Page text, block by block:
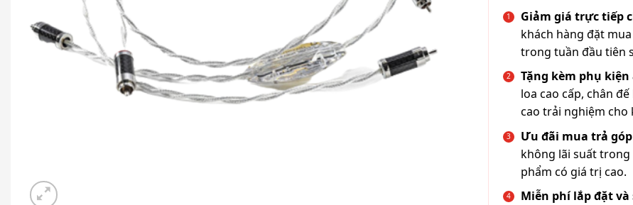
Giảm giá trực tiếp
khách hàng đặt
trong tuần đầu tiên
Tặng kèm phụ
loa cao cấp, chân
cao trải nghiệm cho
Ưu đãi mua trả
không lãi suất trong
phẩm có giá trị cao.
Miễn phí lắp đặt